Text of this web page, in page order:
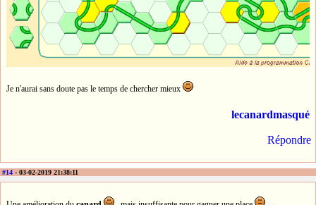
Je n'aurai sans doute pas le temps de chercher mieux
lecanardmasqué
Répondre
#14 - 03-02-2019 21:38:11